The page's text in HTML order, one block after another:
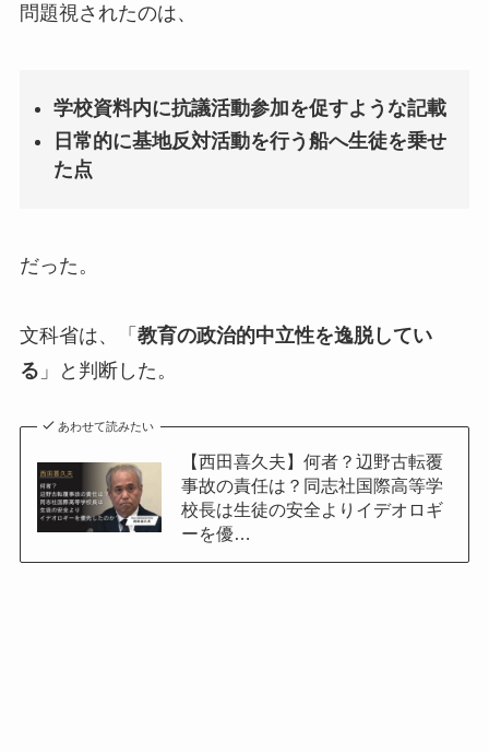
問題視されたのは、
学校資料内に抗議活動参加を促すような記載
日常的に基地反対活動を行う船へ生徒を乗せ
た点
だった。
文科省は、「 教育の政治的中立性を逸脱してい
る 」と判断した。
あわせて読みたい
【西田喜久夫】何者？辺野古転覆
事故の責任は？同志社国際高等学
校長は生徒の安全よりイデオロギ
ーを優…